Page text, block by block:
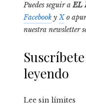
Puedes seguir aEL
Facebook yXo
nuestra newsletter
leyendo
Lee sin límites